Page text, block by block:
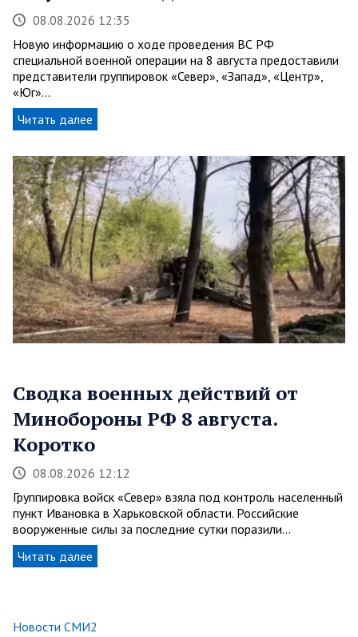
08.08.2026 12:35
Новую информацию о ходе проведения ВС РФ
специальной военной операции на 8 августа предоставили
представители группировок «Север», «Запад», «Центр»,
«Юг»…
Читать далее
Сводка военных действий от
Минобороны РФ 8 августа.
Коротко
08.08.2026 12:12
Группировка войск «Север» взяла под контроль населенный
пункт Ивановка в Харьковской области. Российские
вооруженные силы за последние сутки поразили…
Читать далее
Новости СМИ2